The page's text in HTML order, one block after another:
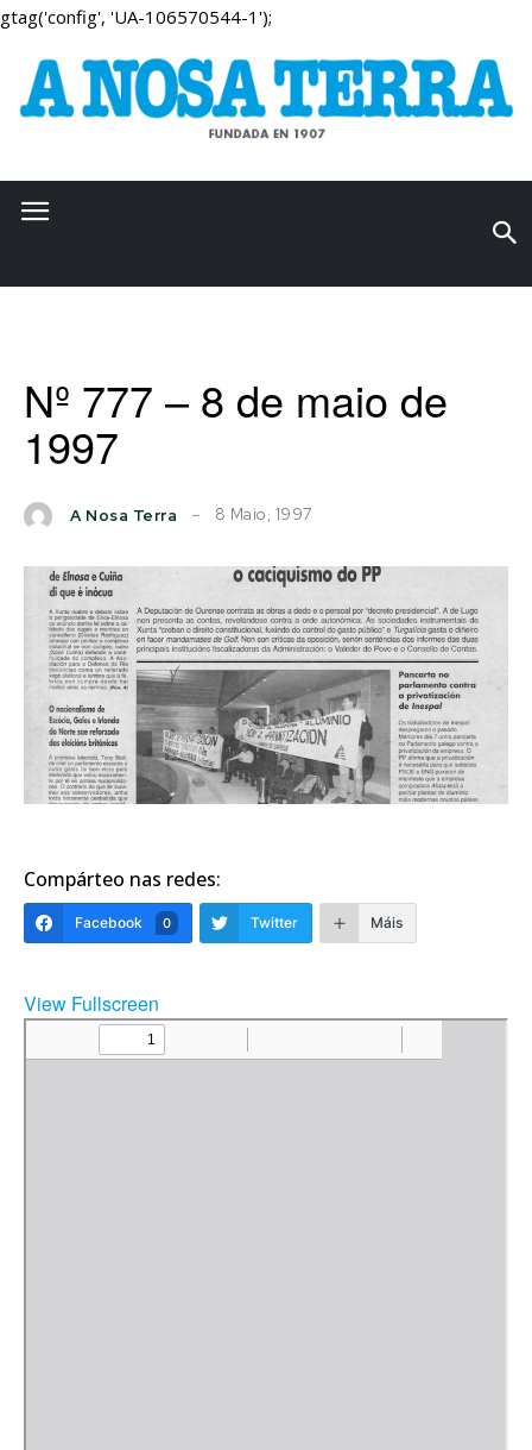
gtag('config', 'UA-106570544-1');
Nº 777 – 8 de maio de
1997
A Nosa Terra 8 Maio, 1997
Compárteo nas redes:
Facebook 0 Twitter Máis
View Fullscreen